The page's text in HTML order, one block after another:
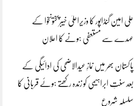
علی امین گنڈاپور کا وزیراعلیٰ خیبرپختونخوا کے
عہدے سے مستعفی ہونے کا اعلان
پاکستان بھر میں نمازِ عیدالاضحی کی ادائیگی کے
بعد سنتِ ابراہیمی کو زندہ رکھتے ہوئے قربانی کا
سلسلہ شروع